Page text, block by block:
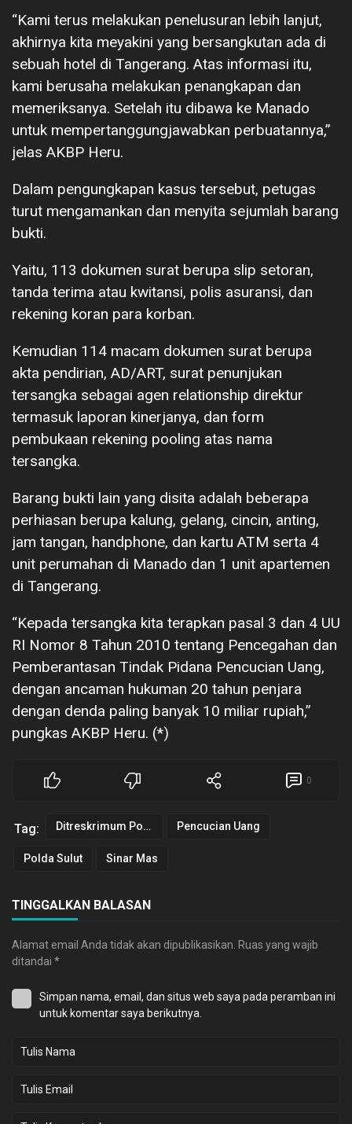
“Kami terus melakukan penelusuran lebih lanjut,
akhirnya kita meyakini yang bersangkutan ada di
sebuah hotel di Tangerang. Atas informasi itu,
kami berusaha melakukan penangkapan dan
memeriksanya. Setelah itu dibawa ke Manado
untuk mempertanggungjawabkan perbuatannya,”
jelas AKBP Heru.
Dalam pengungkapan kasus tersebut, petugas
turut mengamankan dan menyita sejumlah barang
bukti.
Yaitu, 113 dokumen surat berupa slip setoran,
tanda terima atau kwitansi, polis asuransi, dan
rekening koran para korban.
Kemudian 114 macam dokumen surat berupa
akta pendirian, AD/ART, surat penunjukan
tersangka sebagai agen relationship direktur
termasuk laporan kinerjanya, dan form
pembukaan rekening pooling atas nama
tersangka.
Barang bukti lain yang disita adalah beberapa
perhiasan berupa kalung, gelang, cincin, anting,
jam tangan, handphone, dan kartu ATM serta 4
unit perumahan di Manado dan 1 unit apartemen
di Tangerang.
“Kepada tersangka kita terapkan pasal 3 dan 4 UU
RI Nomor 8 Tahun 2010 tentang Pencegahan dan
Pemberantasan Tindak Pidana Pencucian Uang,
dengan ancaman hukuman 20 tahun penjara
dengan denda paling banyak 10 miliar rupiah,”
pungkas AKBP Heru. (*)
0
Tag: Ditreskrimum Polda Sulut Pencucian Uang
Polda Sulut Sinar Mas
TINGGALKAN BALASAN
Alamat email Anda tidak akan dipublikasikan. Ruas yang wajib
ditandai *
Simpan nama, email, dan situs web saya pada peramban ini
untuk komentar saya berikutnya.